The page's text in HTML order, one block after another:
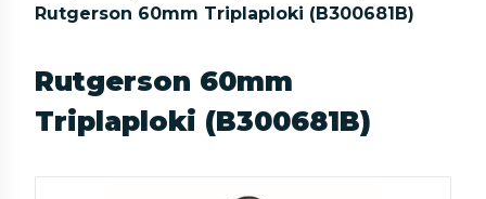
Rutgerson 60mm Triplaploki (B300681B)
Rutgerson 60mm
Triplaploki (B300681B)